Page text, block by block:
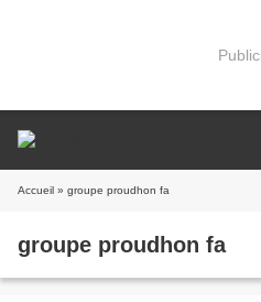
Accueil » groupe proudhon fa
groupe proudhon fa